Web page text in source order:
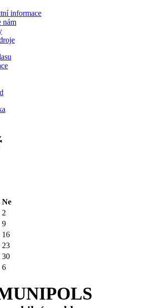
informace
nám
Ne
2
9
16
23
30
6